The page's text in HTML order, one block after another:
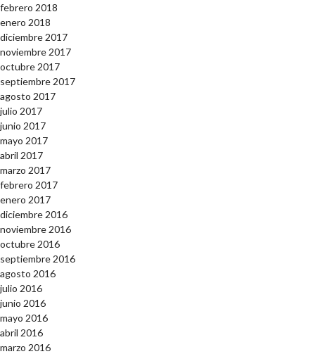
febrero 2018
enero 2018
diciembre 2017
noviembre 2017
octubre 2017
septiembre 2017
agosto 2017
julio 2017
junio 2017
mayo 2017
abril 2017
marzo 2017
febrero 2017
enero 2017
diciembre 2016
noviembre 2016
octubre 2016
septiembre 2016
agosto 2016
julio 2016
junio 2016
mayo 2016
abril 2016
marzo 2016